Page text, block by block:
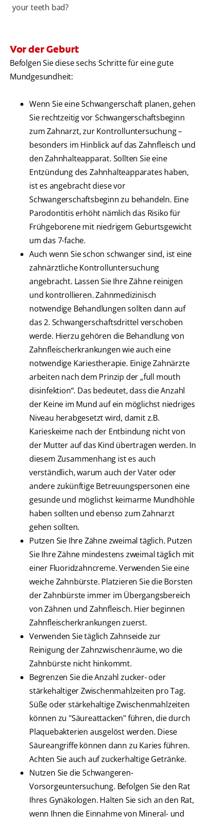
your teeth bad?
Vor der Geburt
Befolgen Sie diese sechs Schritte für eine gute
Mundgesundheit:
Wenn Sie eine Schwangerschaft planen, gehen
Sie rechtzeitig vor Schwangerschaftsbeginn
zum Zahnarzt, zur Kontrolluntersuchung –
besonders im Hinblick auf das Zahnfleisch und
den Zahnhalteapparat. Sollten Sie eine
Entzündung des Zahnhalteapparates haben,
ist es angebracht diese vor
Schwangerschaftsbeginn zu behandeln. Eine
Parodontitis erhöht nämlich das Risiko für
Frühgeborene mit niedrigem Geburtsgewicht
um das 7-fache.
Auch wenn Sie schon schwanger sind, ist eine
zahnärztliche Kontrolluntersuchung
angebracht. Lassen Sie Ihre Zähne reinigen
und kontrollieren. Zahnmedizinisch
notwendige Behandlungen sollten dann auf
das 2. Schwangerschaftsdrittel verschoben
werde. Hierzu gehören die Behandlung von
Zahnfleischerkrankungen wie auch eine
notwendige Kariestherapie. Einige Zahnärzte
arbeiten nach dem Prinzip der „full mouth
disinfektion“. Das bedeutet, dass die Anzahl
der Keine im Mund auf ein möglichst niedriges
Niveau herabgesetzt wird, damit z.B.
Karieskeime nach der Entbindung nicht von
der Mutter auf das Kind übertragen werden. In
diesem Zusammenhang ist es auch
verständlich, warum auch der Vater oder
andere zukünftige Betreuungspersonen eine
gesunde und möglichst keimarme Mundhöhle
haben sollten und ebenso zum Zahnarzt
gehen sollten.
Putzen Sie Ihre Zähne zweimal täglich. Putzen
Sie Ihre Zähne mindestens zweimal täglich mit
einer Fluoridzahncreme. Verwenden Sie eine
weiche Zahnbürste. Platzieren Sie die Borsten
der Zahnbürste immer im Übergangsbereich
von Zähnen und Zahnfleisch. Hier beginnen
Zahnfleischerkrankungen zuerst.
Verwenden Sie täglich Zahnseide zur
Reinigung der Zahnzwischenräume, wo die
Zahnbürste nicht hinkommt.
Begrenzen Sie die Anzahl zucker- oder
stärkehaltiger Zwischenmahlzeiten pro Tag.
Süße oder stärkehaltige Zwischenmahlzeiten
können zu "Säureattacken" führen, die durch
Plaquebakterien ausgelöst werden. Diese
Säureangriffe können dann zu Karies führen.
Achten Sie auch auf zuckerhaltige Getränke.
Nutzen Sie die Schwangeren-
Vorsorgeuntersuchung. Befolgen Sie den Rat
Ihres Gynäkologen. Halten Sie sich an den Rat,
wenn Ihnen die Einnahme von Mineral- und